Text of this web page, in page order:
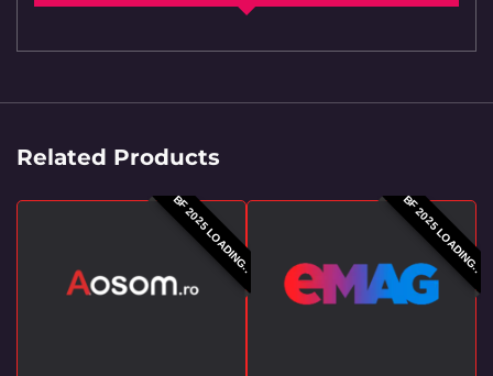
Related Products
BF 2025 LOADING.. BF 2025 LOADING..